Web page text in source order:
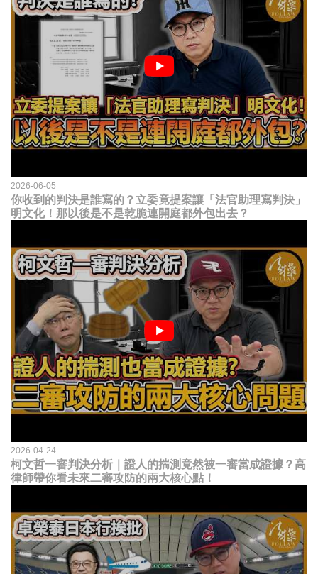
2026-06-05
你收到的判決是誰寫的？立委竟提案讓「法官助理寫判決」
明文化！那以後是不是乾脆連開庭都外包出去？
2026-04-24
柯文哲一審判決分析｜證人的揣測竟然被一審當成證據？高
律師帶你看未來二審攻防的兩大核心點！